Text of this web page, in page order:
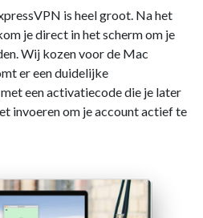
is heel groot. Na het
je direct in het scherm om je
Wij kozen voor de Mac
er een duidelijke
een activatiecode die je later
invoeren om je account actief te